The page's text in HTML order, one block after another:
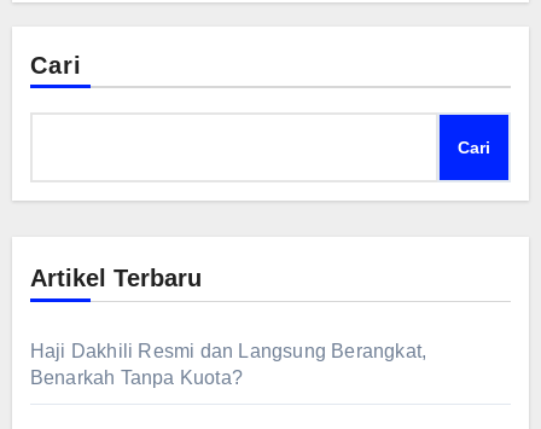
Cari
Cari
Artikel Terbaru
Haji Dakhili Resmi dan Langsung Berangkat,
Benarkah Tanpa Kuota?